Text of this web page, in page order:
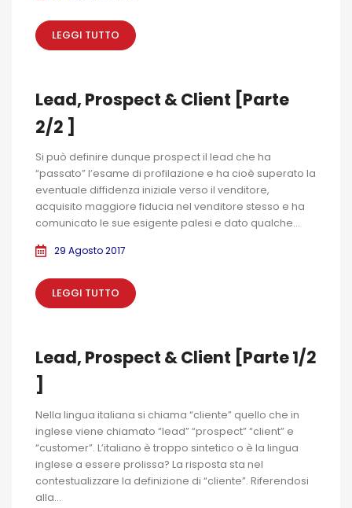
LEGGI TUTTO
Lead, Prospect & Client [Parte
2/2 ]
Si può definire dunque prospect il lead che ha
“passato” l’esame di profilazione e ha cioè superato la
eventuale diffidenza iniziale verso il venditore,
acquisito maggiore fiducia nel venditore stesso e ha
comunicato le sue esigente palesi e dato qualche...
29 Agosto 2017
LEGGI TUTTO
Lead, Prospect & Client [Parte 1/2
]
Nella lingua italiana si chiama “cliente” quello che in
inglese viene chiamato “lead” “prospect” “client” e
“customer”. L’italiano è troppo sintetico o è la lingua
inglese a essere prolissa? La risposta sta nel
contestualizzare la definizione di “cliente”. Riferendosi
alla...